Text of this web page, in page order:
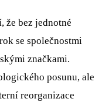
že bez jednotné
se společnostmi
značkami.
posunu, ale
reorganizace